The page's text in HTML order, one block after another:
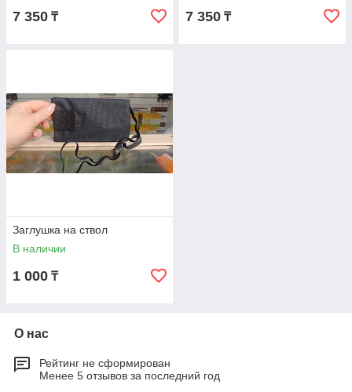
7 350 ₸ 7 350 ₸
Заглушка на ствол
В наличии
1 000 ₸
О нас
Рейтинг не сформирован
Менее 5 отзывов за последний год